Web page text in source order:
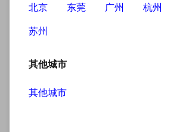
immediate
北京 东莞 广州 杭州
苏州
其他城市
其他城市